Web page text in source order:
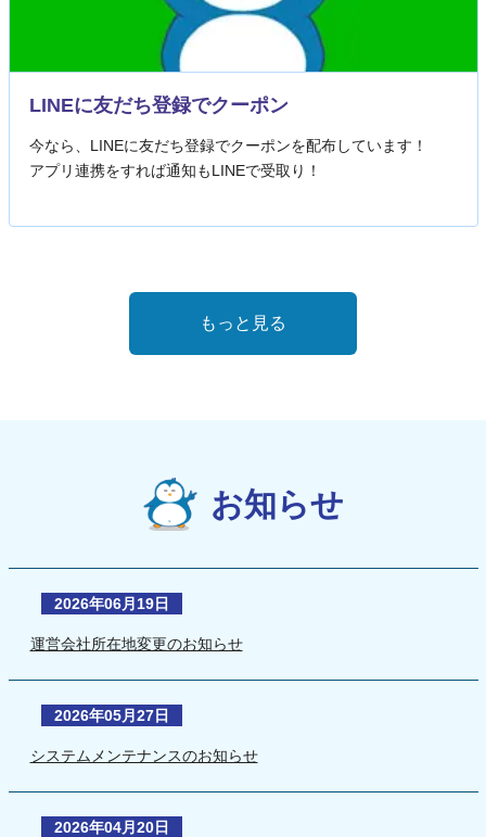
LINEに友だち登録でクーポン
今なら、LINEに友だち登録でクーポンを配布しています！
アプリ連携をすれば通知もLINEで受取り！
もっと見る
お知らせ
2026年06月19日
運営会社所在地変更のお知らせ
2026年05月27日
システムメンテナンスのお知らせ
2026年04月20日